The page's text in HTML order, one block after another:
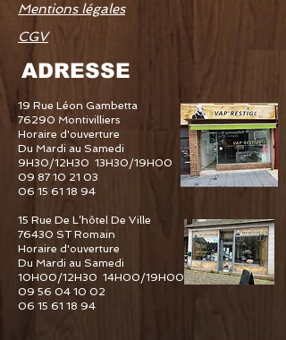
Mentions légales
CGV
ADRESSE
19 Rue Léon Gambetta
76290 Montivilliers
Horaire d'ouverture
Du Mardi au Samedi
9H30/12H30 13H30/19H00
09 87 10 21 03
06 15 61 18 94
15 Rue De L’hôtel De Ville
76430 ST Romain
Horaire d'ouverture
Du Mardi au Samedi
10H00/12H30 14H00/19H00
09 56 04 10 02
06 15 61 18 94